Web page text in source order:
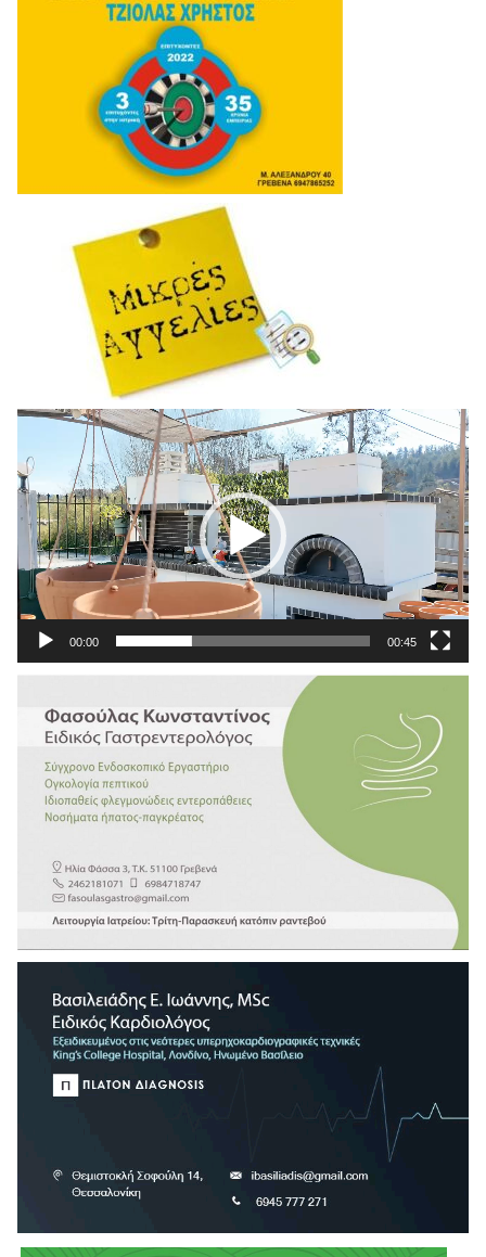
Πρόγραμμα
Αναπαραγωγής
Βίντεο
00:00 00:45